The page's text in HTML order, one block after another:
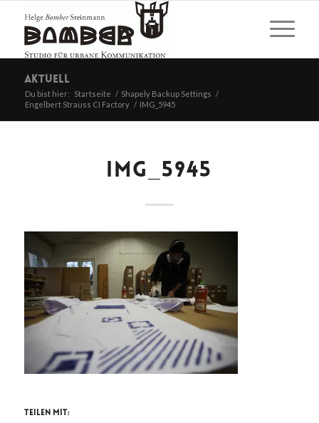
Aktuell
Du bist hier: Startseite / Shapely Backup Settings /
Engelbert Strauss CI Factory / IMG_5945
IMG_5945
Teilen mit: